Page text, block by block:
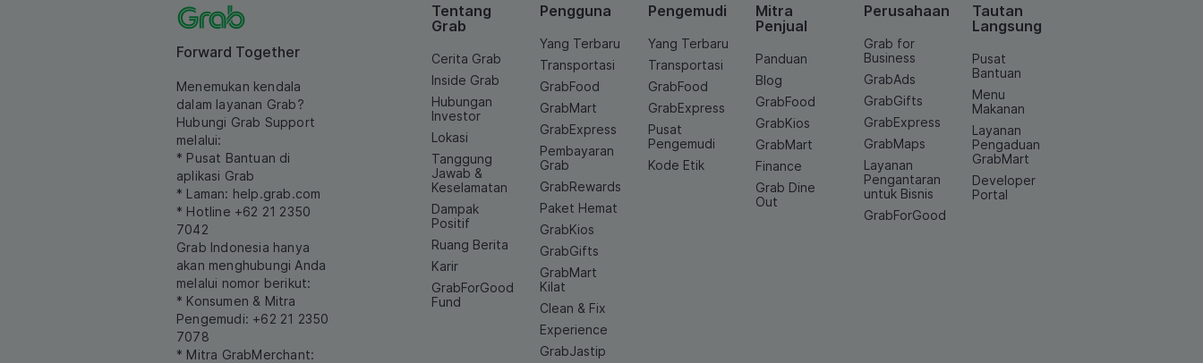
Forward Together
Menemukan kendala
dalam layanan Grab?
Hubungi Grab Support
melalui:
* Pusat Bantuan di
aplikasi Grab
* Laman: help.grab.com
* Hotline +62 21 2350
7042
Grab Indonesia hanya
akan menghubungi Anda
melalui nomor berikut:
* Konsumen & Mitra
Pengemudi: +62 21 2350
7078
* Mitra GrabMerchant:
Tentang
Grab
Cerita Grab
Inside Grab
Hubungan
Investor
Lokasi
Tanggung
Jawab &
Keselamatan
Dampak
Positif
Ruang Berita
Karir
GrabForGood
Fund
Pengguna
Yang Terbaru
Transportasi
GrabFood
GrabMart
GrabExpress
Pembayaran
Grab
GrabRewards
Paket Hemat
GrabKios
GrabGifts
GrabMart
Kilat
Clean & Fix
Experience
GrabJastip
Pengemudi
Yang Terbaru
Transportasi
GrabFood
GrabExpress
Pusat
Pengemudi
Kode Etik
Mitra
Penjual
Panduan
Blog
GrabFood
GrabKios
GrabMart
Finance
Grab Dine
Out
Perusahaan
Grab for
Business
GrabAds
GrabGifts
GrabExpress
GrabMaps
Layanan
Pengantaran
untuk Bisnis
GrabForGood
Tautan
Langsung
Pusat
Bantuan
Menu
Makanan
Layanan
Pengaduan
GrabMart
Developer
Portal